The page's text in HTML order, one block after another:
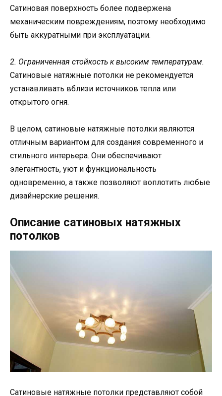
Сатиновая поверхность более подвержена
механическим повреждениям, поэтому необходимо
быть аккуратными при эксплуатации.
2. Ограниченная стойкость к высоким температурам.
Сатиновые натяжные потолки не рекомендуется
устанавливать вблизи источников тепла или
открытого огня.
В целом, сатиновые натяжные потолки являются
отличным вариантом для создания современного и
стильного интерьера. Они обеспечивают
элегантность, уют и функциональность
одновременно, а также позволяют воплотить любые
дизайнерские решения.
Описание сатиновых натяжных
потолков
Сатиновые натяжные потолки представляют собой